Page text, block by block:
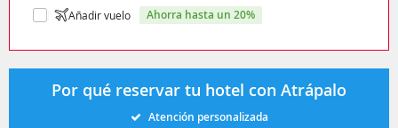
Añadir vuelo ahorra hasta un 20%
Por qué reservar tu hotel con Atrápalo
Atención personalizada